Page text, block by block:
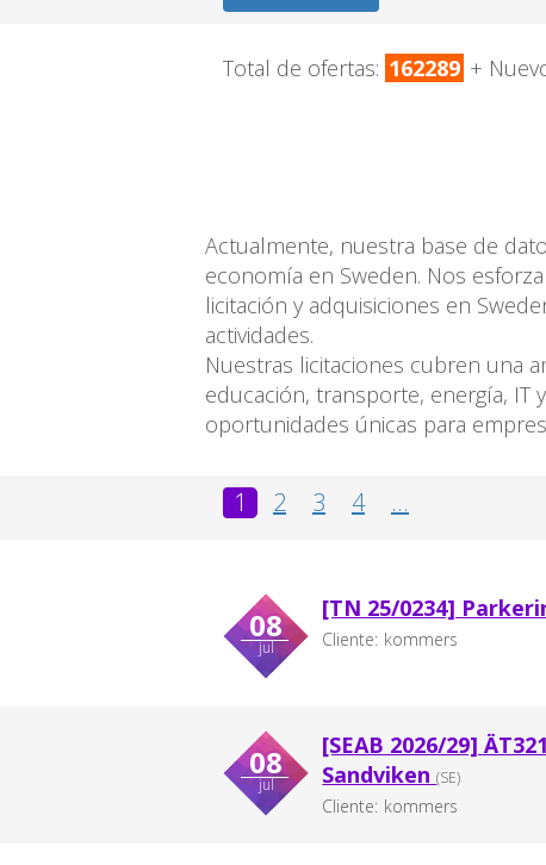
Total de ofertas: 162289 +
Actualmente, nuestra base de
economía en Sweden. Nos
licitación y adquisiciones en
actividades.
Nuestras licitaciones cubren una
educación, transporte, energía,
oportunidades únicas para
1 2 3 4 ...
08
jul
[TN 25/0234]
Cliente: kommers
08
jul
[SEAB 2026/29]
Sandviken(SE)
Cliente: kommers